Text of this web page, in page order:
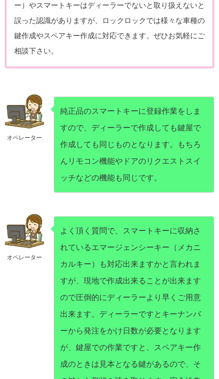
ー）やスマートキーはディーラーでないと取り扱えないと
誤った認識がありますが、ロックロックでは様々な車種の
鍵作成やスペアキー作成に対応できます。ぜひお気軽にご
相談下さい。
オペレーター
純正品のスマートキーに登録作業をしま
すので、ディーラーで作成しても鍵屋で
作成しても同じものとなります。もちろ
んリモコン機能やドアのリクエストスイ
ッチなどの機能も同じです。
オペレーター
よく頂く質問で、スマートキーに収納さ
れているエマージェンシーキー（メカニ
カルキー）も対応出来ますかと言われま
すが、現地で作成出来ることが出来ます
ので圧倒的にディーラーより早くご用意
出来ます。ディーラーですとキーナンバ
ーから発注をかけ日数が必要となります
が、鍵屋での作業ですと、スペアキー作
成のときは見本となる鍵があるので、そ